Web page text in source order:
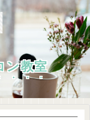
ン教室